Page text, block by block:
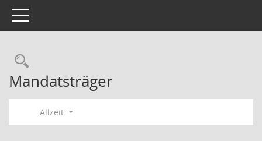
Toggle navigation
Rechercheauswahl
Mandatsträger
Allzeit